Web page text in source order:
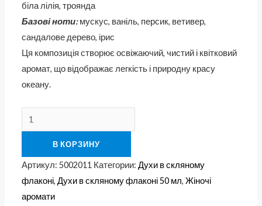
біла лілія, троянда
Базові ноти:мускус, ваніль, персик, ветивер,
сандалове дерево, ірис
Ця композиція створює освіжаючий, чистий і квітковий
аромат, що відображає легкість і природну красу
океану.
В КОРЗИНУ
Артикул:5002011 Категории:Духи в скляному
флаконі,Духи в скляному флаконі 50 мл,Жіночі
аромати